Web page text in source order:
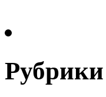
Рубрики